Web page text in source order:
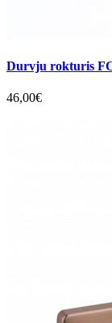
Durvju rokturis
46,00€